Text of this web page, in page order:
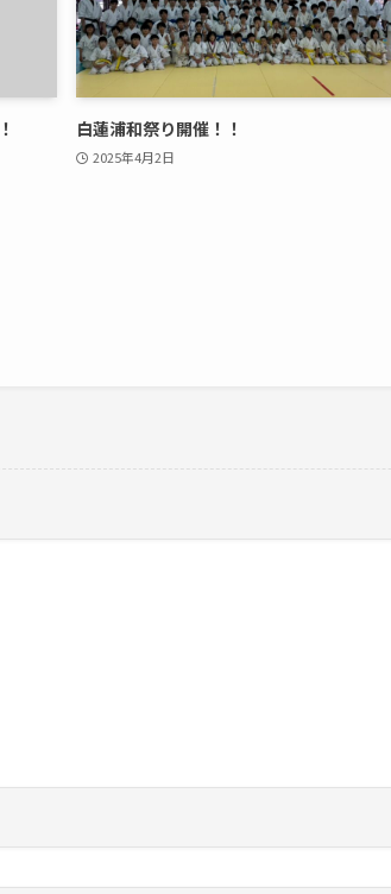
白蓮浦和祭り開催！！
2025年4月2日